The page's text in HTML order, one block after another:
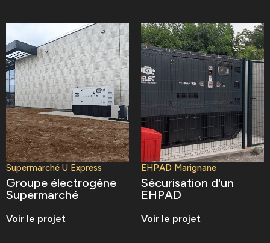
Supermarché U Express
Groupe électrogène
Supermarché
Voir le projet
EHPAD Marignane
Sécurisation d'un
EHPAD
Voir le projet